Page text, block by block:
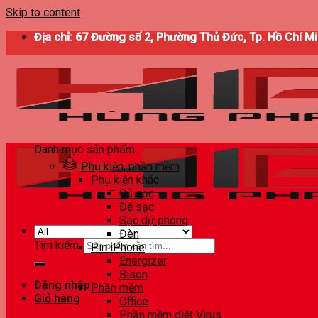
Skip to content
Địa chỉ: 67 Đường số 2, Phường Thủ Đức, Tp. Hồ Chí
Tìm kiếm:
Đăng nhập
Giỏ hàng
Danh mục sản phẩm
Phụ kiện, phần mềm
Phụ kiện khác
Củ sạc
Đế sạc
Sạc dự phòng
Đèn
Pin iPhone
Energizer
Bison
Phần mềm
Office
Phần mềm diệt Virus